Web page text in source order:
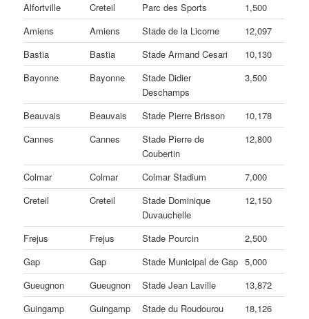
Alfortville Creteil Parc des Sports
1,500
Amiens
Amiens Stade de la Licorne
12,097
Bastia
Bastia Stade Armand Cesari
10,130
Bayonne
Bayonne
Stade Didier
Deschamps
3,500
Beauvais Beauvais Stade Pierre Brisson
10,178
Cannes
Cannes
Stade Pierre de
Coubertin
12,800
Colmar Colmar Colmar Stadium
7,000
Creteil
Creteil
Stade Dominique
Duvauchelle
12,150
Frejus Frejus Stade Pourcin
2,500
Gap
Gap Stade Municipal de Gap 5,000
Gueugnon
Gueugnon Stade Jean Laville
13,872
Guingamp
Guingamp Stade du Roudourou
18,126